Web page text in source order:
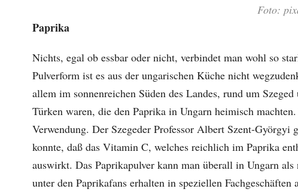
Foto:
Paprika
Nichts, egal ob essbar oder nicht, verbindet man wohl so
Pulverform ist es aus der ungarischen Küche nicht
allem im sonnenreichen Süden des Landes, rund um
Türken waren, die den Paprika in Ungarn heimisch
Verwendung. Der Szegeder Professor Albert Szent-Györgyi
konnte, daß das Vitamin C, welches reichlich im Paprika
auswirkt. Das Paprikapulver kann man überall in Ungarn
unter den Paprikafans erhalten in speziellen